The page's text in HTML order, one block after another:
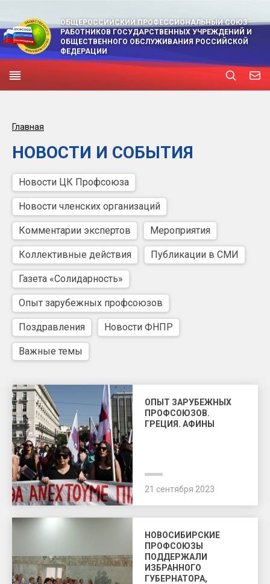
ОБЩЕРОССИЙСКИЙ ПРОФЕССИОНАЛЬНЫЙ СОЮЗ
РАБОТНИКОВ ГОСУДАРСТВЕННЫХ УЧРЕЖДЕНИЙ И
ОБЩЕСТВЕННОГО ОБСЛУЖИВАНИЯ РОССИЙСКОЙ
ФЕДЕРАЦИИ
Главная
НОВОСТИ И СОБЫТИЯ
Новости ЦК Профсоюза
Новости членских организаций
Комментарии экспертов Мероприятия
Коллективные действия Публикации в СМИ
Газета «Солидарность»
Опыт зарубежных профсоюзов
Поздравления Новости ФНПР
Важные темы
ОПЫТ ЗАРУБЕЖНЫХ
ПРОФСОЮЗОВ.
ГРЕЦИЯ. АФИНЫ
21 сентября 2023
НОВОСИБИРСКИЕ
ПРОФСОЮЗЫ
ПОДДЕРЖАЛИ
ИЗБРАННОГО
ГУБЕРНАТОРА,